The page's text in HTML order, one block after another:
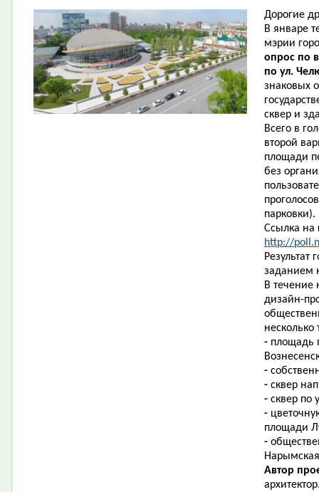
Дорогие
В январе
мэрии
опрос по
по ул.
знаковых
сквер и
Всего в
второй
площади
без
парковки).
Ссылка на
http://
Результат
заданием
В течение
дизайн-
несколько
- площадь
-
- сквер
- сквер по
-
площади
-
Автор